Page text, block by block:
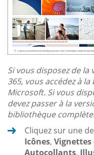
Si vous disposez de
365, vous accédez à
Microsoft. Si vous
devez passer à la
bibliothèque
Cliquez sur une
Icônes, Vignettes
Autocollants,